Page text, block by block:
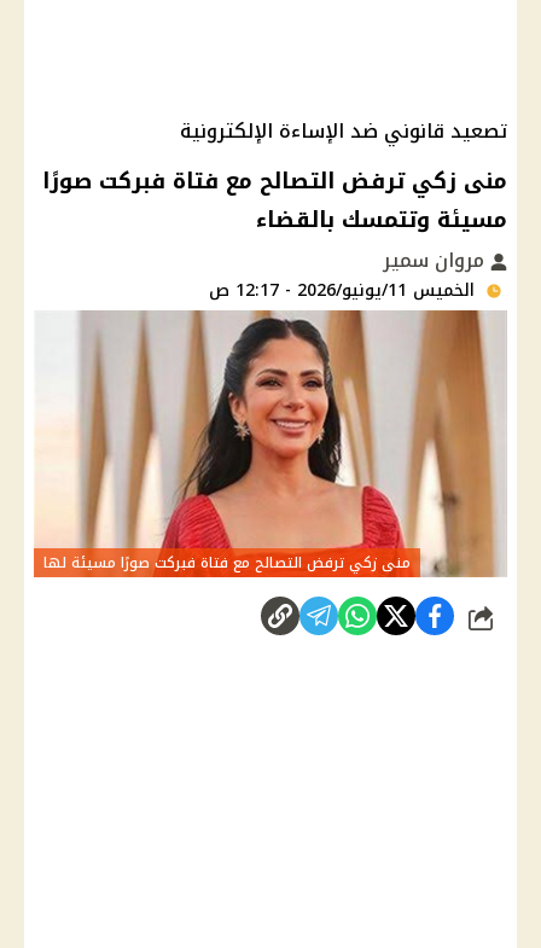
تصعيد قانوني ضد الإساءة الإلكترونية
منى زكي ترفض التصالح مع فتاة فبركت صورًا
مسيئة وتتمسك بالقضاء
مروان سمير
الخميس 11/يونيو/2026 - 12:17 ص
منى زكي ترفض التصالح مع فتاة فبركت صورًا مسيئة لها
شارك